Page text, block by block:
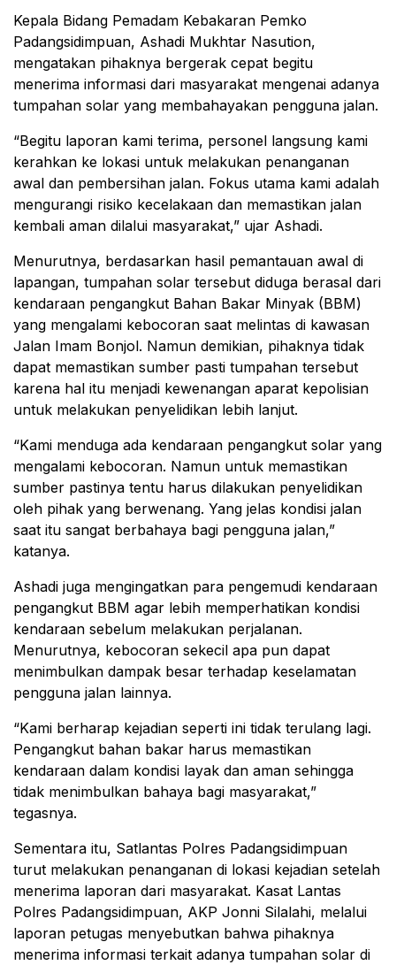
Kepala Bidang Pemadam Kebakaran Pemko
Padangsidimpuan, Ashadi Mukhtar Nasution,
mengatakan pihaknya bergerak cepat begitu
menerima informasi dari masyarakat mengenai adanya
tumpahan solar yang membahayakan pengguna jalan.
“Begitu laporan kami terima, personel langsung kami
kerahkan ke lokasi untuk melakukan penanganan
awal dan pembersihan jalan. Fokus utama kami adalah
mengurangi risiko kecelakaan dan memastikan jalan
kembali aman dilalui masyarakat,” ujar Ashadi.
Menurutnya, berdasarkan hasil pemantauan awal di
lapangan, tumpahan solar tersebut diduga berasal dari
kendaraan pengangkut Bahan Bakar Minyak (BBM)
yang mengalami kebocoran saat melintas di kawasan
Jalan Imam Bonjol. Namun demikian, pihaknya tidak
dapat memastikan sumber pasti tumpahan tersebut
karena hal itu menjadi kewenangan aparat kepolisian
untuk melakukan penyelidikan lebih lanjut.
“Kami menduga ada kendaraan pengangkut solar yang
mengalami kebocoran. Namun untuk memastikan
sumber pastinya tentu harus dilakukan penyelidikan
oleh pihak yang berwenang. Yang jelas kondisi jalan
saat itu sangat berbahaya bagi pengguna jalan,”
katanya.
Ashadi juga mengingatkan para pengemudi kendaraan
pengangkut BBM agar lebih memperhatikan kondisi
kendaraan sebelum melakukan perjalanan.
Menurutnya, kebocoran sekecil apa pun dapat
menimbulkan dampak besar terhadap keselamatan
pengguna jalan lainnya.
“Kami berharap kejadian seperti ini tidak terulang lagi.
Pengangkut bahan bakar harus memastikan
kendaraan dalam kondisi layak dan aman sehingga
tidak menimbulkan bahaya bagi masyarakat,”
tegasnya.
Sementara itu, Satlantas Polres Padangsidimpuan
turut melakukan penanganan di lokasi kejadian setelah
menerima laporan dari masyarakat. Kasat Lantas
Polres Padangsidimpuan, AKP Jonni Silalahi, melalui
laporan petugas menyebutkan bahwa pihaknya
menerima informasi terkait adanya tumpahan solar di